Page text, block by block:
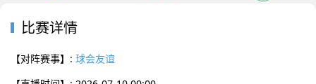
比赛详情
【对阵赛事】: 球会友谊